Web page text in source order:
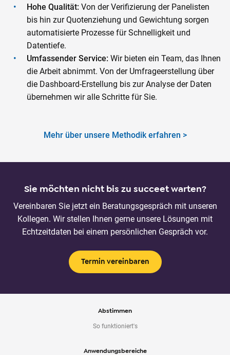
Hohe Qualität: Von der Verifizierung der Panelisten
bis hin zur Quotenziehung und Gewichtung sorgen
automatisierte Prozesse für Schnelligkeit und
Datentiefe.
Umfassender Service: Wir bieten ein Team, das Ihnen
die Arbeit abnimmt. Von der Umfrageerstellung über
die Dashboard-Erstellung bis zur Analyse der Daten
übernehmen wir alle Schritte für Sie.
Mehr über unsere Methodik erfahren >
Sie möchten nicht bis zu succeet warten?
Vereinbaren Sie jetzt ein Beratungsgespräch mit unseren
Kollegen. Wir stellen Ihnen gerne unsere Lösungen mit
Echtzeitdaten bei einem persönlichen Gespräch vor.
Termin vereinbaren
Abstimmen
So funktioniert's
Anwendungsbereiche